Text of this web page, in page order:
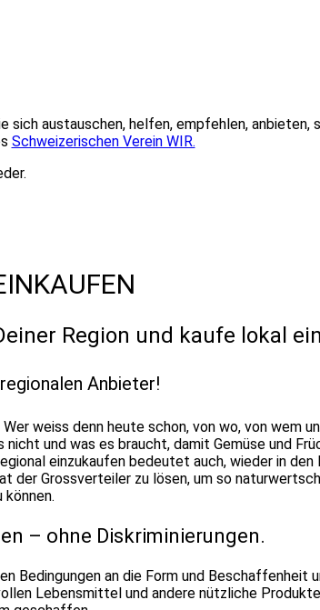
austauschen, helfen, empfehlen, anbieten,
Schweizerischen Verein WIR.
Region und kaufe lokal
Anbieter!
weiss denn heute schon, von wo, von wem
und was es braucht, damit Gemüse und
einzukaufen bedeutet auch, wieder in
der Grossverteiler zu lösen, um so
– ohne Diskriminierungen.
Bedingungen an die Form und
Lebensmittel und andere nützliche